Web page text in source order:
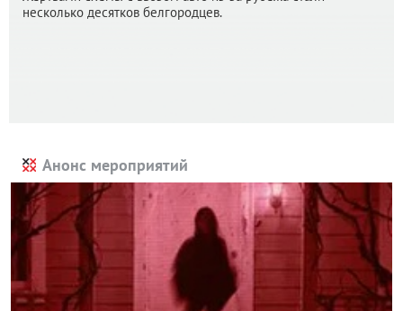
несколько десятков белгородцев.
Анонс мероприятий